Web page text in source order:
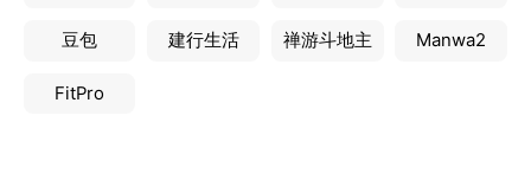
豆包 建行生活 禅游斗地主 Manwa2
FitPro